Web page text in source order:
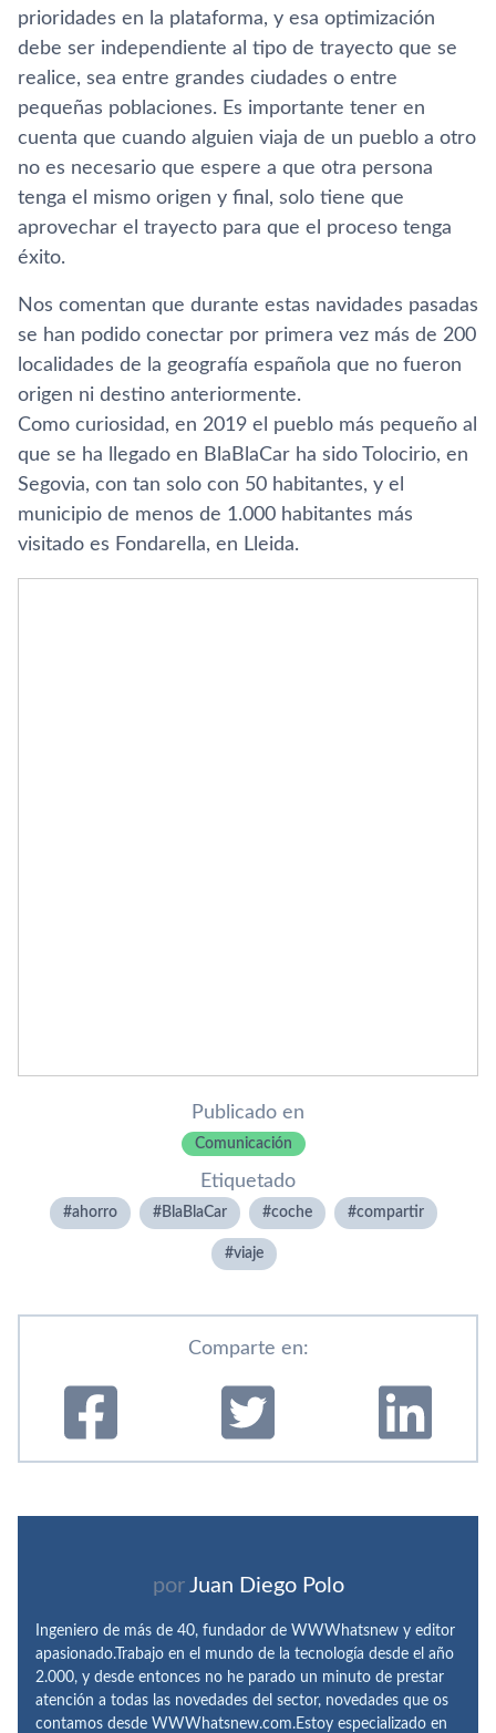
prioridades en la plataforma, y esa optimización
debe ser independiente al tipo de trayecto que se
realice, sea entre grandes ciudades o entre
pequeñas poblaciones. Es importante tener en
cuenta que cuando alguien viaja de un pueblo a otro
no es necesario que espere a que otra persona
tenga el mismo origen y final, solo tiene que
aprovechar el trayecto para que el proceso tenga
éxito.
Nos comentan que durante estas navidades pasadas
se han podido conectar por primera vez más de 200
localidades de la geografía española que no fueron
origen ni destino anteriormente.
Como curiosidad, en 2019 el pueblo más pequeño al
que se ha llegado en BlaBlaCar ha sido Tolocirio, en
Segovia, con tan solo con 50 habitantes, y el
municipio de menos de 1.000 habitantes más
visitado es Fondarella, en Lleida.
Publicado en
Comunicación
Etiquetado
ahorro BlaBlaCar coche compartir
viaje
Comparte en:
por Juan Diego Polo
Ingeniero de más de 40, fundador de WWWhatsnew y editor
apasionado.Trabajo en el mundo de la tecnología desde el año
2.000, y desde entonces no he parado un minuto de prestar
atención a todas las novedades del sector, novedades que os
contamos desde WWWhatsnew.com.Estoy especializado en